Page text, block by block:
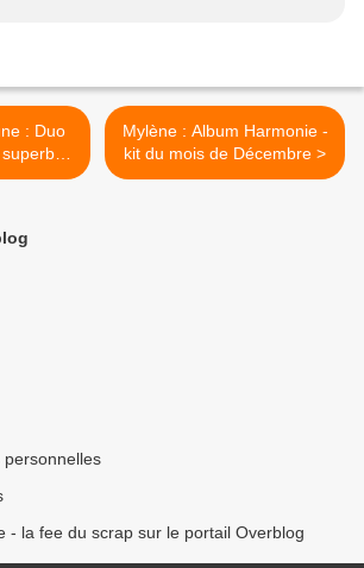
Numéro
Mylène : Album Harmonie -
kit du mois de Décembre >
- la fee du scrap sur le portail Overblog